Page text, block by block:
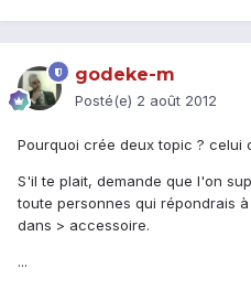
godeke-m
Posté(e) 2 août 2012
Pourquoi crée deux topic ? celui
S'il te plait, demande que l'on
toute personnes qui répondrais
dans > accessoire.
...